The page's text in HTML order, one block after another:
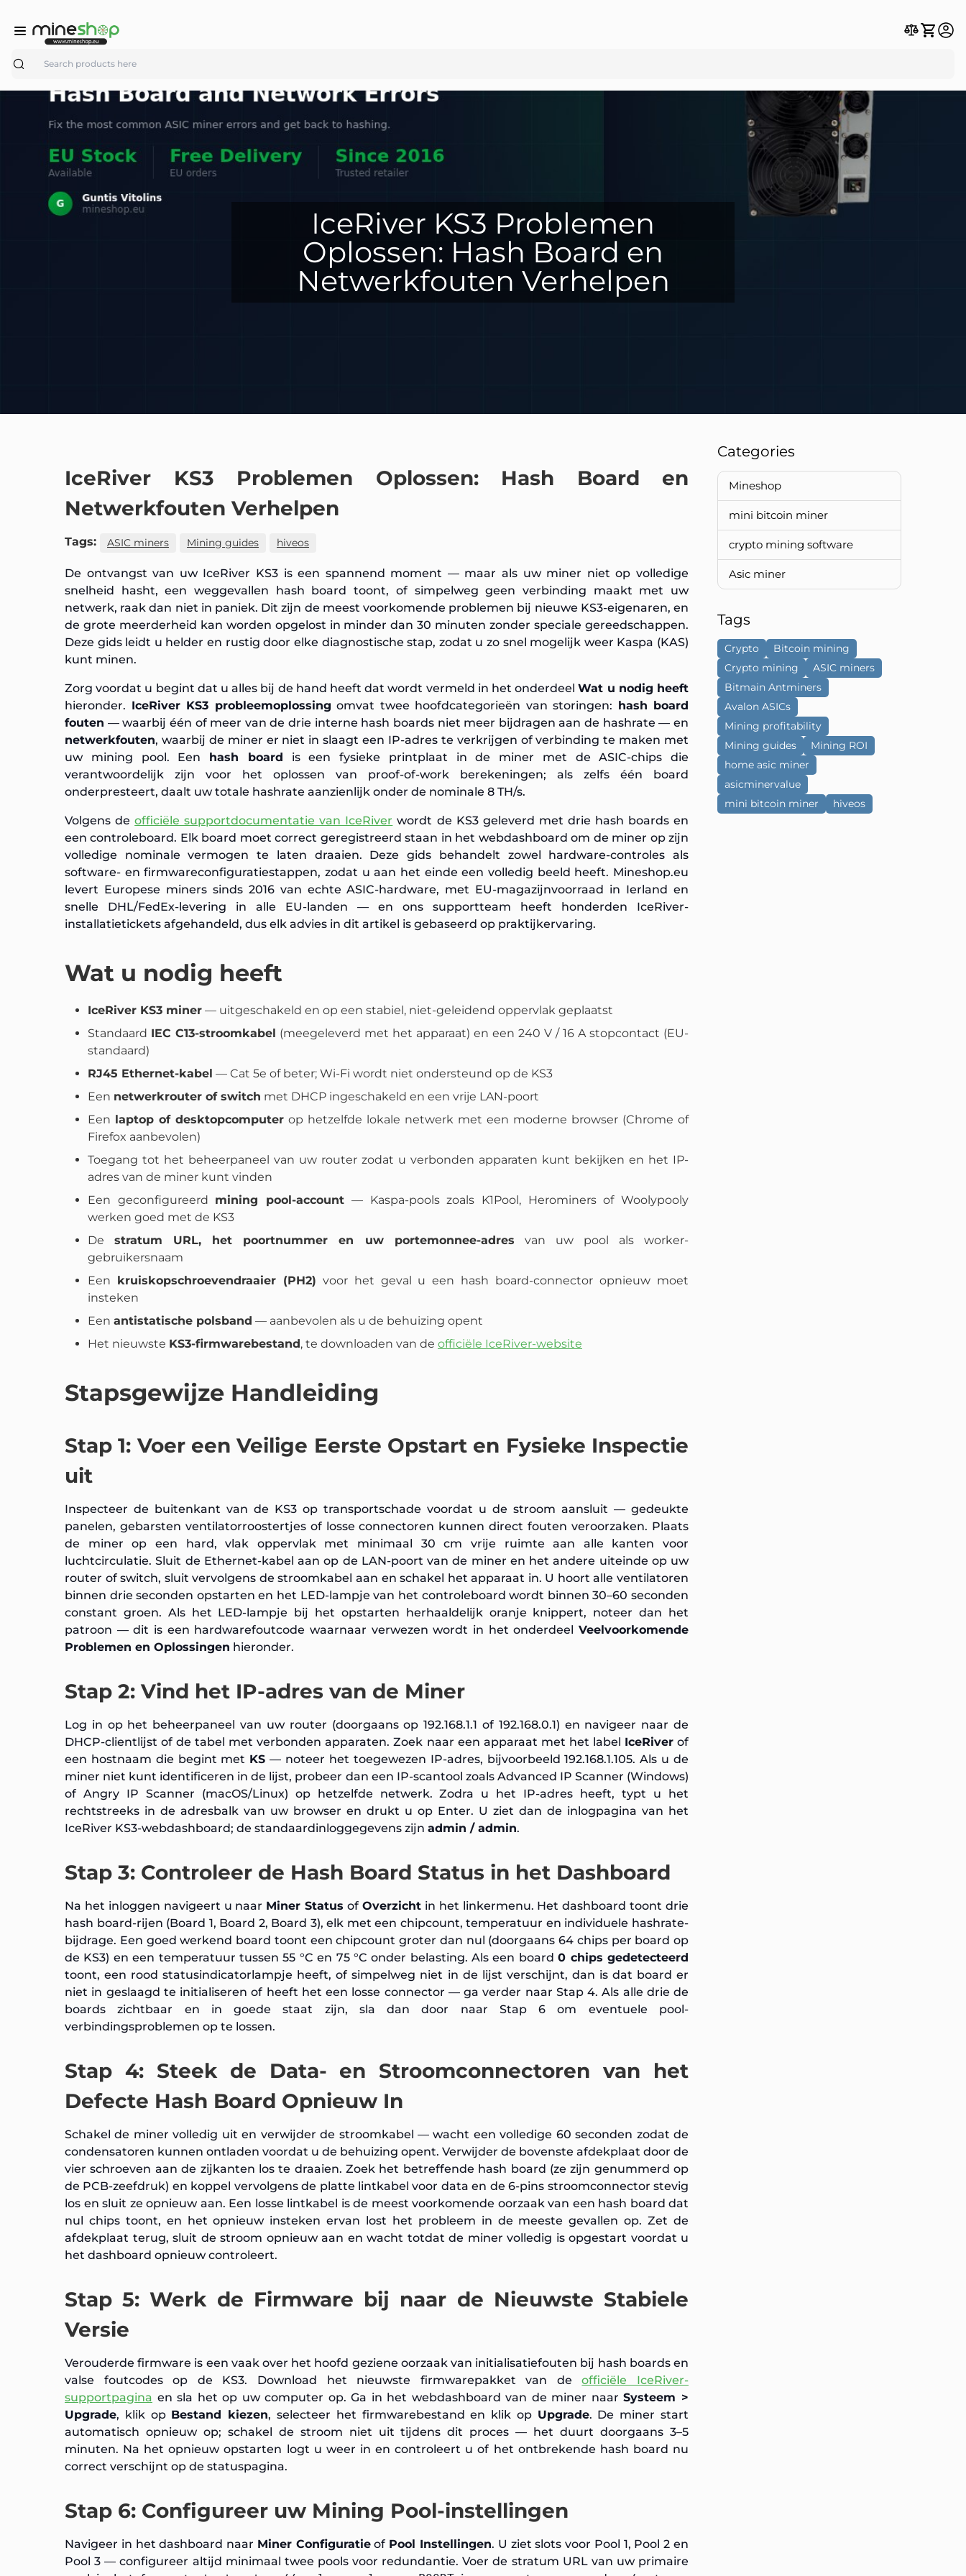
Search
IceRiver KS3 Problemen
Oplossen: Hash Board en
Netwerkfouten Verhelpen
IceRiver KS3 Problemen Oplossen: Hash Board en
Netwerkfouten Verhelpen
Tags: ASIC miners Mining guides hiveos
De ontvangst van uw IceRiver KS3 is een spannend moment — maar als uw miner niet op volledige
snelheid hasht, een weggevallen hash board toont, of simpelweg geen verbinding maakt met uw
netwerk, raak dan niet in paniek. Dit zijn de meest voorkomende problemen bij nieuwe KS3-eigenaren, en
de grote meerderheid kan worden opgelost in minder dan 30 minuten zonder speciale gereedschappen.
Deze gids leidt u helder en rustig door elke diagnostische stap, zodat u zo snel mogelijk weer Kaspa (KAS)
kunt minen.
Zorg voordat u begint dat u alles bij de hand heeft dat wordt vermeld in het onderdeelWat u nodig heeft
hieronder. IceRiver KS3 probleemoplossing omvat twee hoofdcategorieën van storingen: hash board
fouten — waarbij één of meer van de drie interne hash boards niet meer bijdragen aan de hashrate — en
netwerkfouten, waarbij de miner er niet in slaagt een IP-adres te verkrijgen of verbinding te maken met
uw mining pool. Een hash board is een fysieke printplaat in de miner met de ASIC-chips die
verantwoordelijk zijn voor het oplossen van proof-of-work berekeningen; als zelfs één board
onderpresteert, daalt uw totale hashrate aanzienlijk onder de nominale 8 TH/s.
Volgens deofficiële supportdocumentatie van IceRiver wordt de KS3 geleverd met drie hash boards en
een controleboard. Elk board moet correct geregistreerd staan in het webdashboard om de miner op zijn
volledige nominale vermogen te laten draaien. Deze gids behandelt zowel hardware-controles als
software- en firmwareconfiguratiestappen, zodat u aan het einde een volledig beeld heeft. Mineshop.eu
levert Europese miners sinds 2016 van echte ASIC-hardware, met EU-magazijnvoorraad in Ierland en
snelle DHL/FedEx-levering in alle EU-landen — en ons supportteam heeft honderden IceRiver-
installatietickets afgehandeld, dus elk advies in dit artikel is gebaseerd op praktijkervaring.
Wat u nodig heeft
IceRiver KS3 miner — uitgeschakeld en op een stabiel, niet-geleidend oppervlak geplaatst
Standaard IEC C13-stroomkabel (meegeleverd met het apparaat) en een 240 V / 16 A stopcontact (EU-
standaard)
RJ45 Ethernet-kabel — Cat 5e of beter; Wi-Fi wordt niet ondersteund op de KS3
Een netwerkrouter of switch met DHCP ingeschakeld en een vrije LAN-poort
Een laptop of desktopcomputer op hetzelfde lokale netwerk met een moderne browser (Chrome of
Firefox aanbevolen)
Toegang tot het beheerpaneel van uw router zodat u verbonden apparaten kunt bekijken en het IP-
adres van de miner kunt vinden
Een geconfigureerd mining pool-account — Kaspa-pools zoals K1Pool, Herominers of Woolypooly
werken goed met de KS3
Destratum URL, het poortnummer en uw portemonnee-adres van uw pool als worker-
gebruikersnaam
Een kruiskopschroevendraaier (PH2) voor het geval u een hash board-connector opnieuw moet
insteken
Een antistatische polsband — aanbevolen als u de behuizing opent
Het nieuwste KS3-firmwarebestand, te downloaden van de officiële IceRiver-website
Stapsgewijze Handleiding
Stap 1: Voer een Veilige Eerste Opstart en Fysieke Inspectie
uit
Inspecteer de buitenkant van de KS3 op transportschade voordat u de stroom aansluit — gedeukte
panelen, gebarsten ventilatorroostertjes of losse connectoren kunnen direct fouten veroorzaken. Plaats
de miner op een hard, vlak oppervlak met minimaal 30 cm vrije ruimte aan alle kanten voor
luchtcirculatie. Sluit de Ethernet-kabel aan op de LAN-poort van de miner en het andere uiteinde op uw
router of switch, sluit vervolgens de stroomkabel aan en schakel het apparaat in. U hoort alle ventilatoren
binnen drie seconden opstarten en het LED-lampje van het controleboard wordt binnen 30–60 seconden
constant groen. Als het LED-lampje bij het opstarten herhaaldelijk oranje knippert, noteer dan het
patroon — dit is een hardwarefoutcode waarnaar verwezen wordt in het onderdeel Veelvoorkomende
Problemen en Oplossingen hieronder.
Stap 2: Vind het IP-adres van de Miner
Log in op het beheerpaneel van uw router (doorgaans op 192.168.1.1 of 192.168.0.1) en navigeer naar de
DHCP-clientlijst of de tabel met verbonden apparaten. Zoek naar een apparaat met het label IceRiverof
een hostnaam die begint met KS — noteer het toegewezen IP-adres, bijvoorbeeld 192.168.1.105. Als u de
miner niet kunt identificeren in de lijst, probeer dan een IP-scantool zoals Advanced IP Scanner (Windows)
of Angry IP Scanner (macOS/Linux) op hetzelfde netwerk. Zodra u het IP-adres heeft, typt u het
rechtstreeks in de adresbalk van uw browser en drukt u op Enter. U ziet dan de inlogpagina van het
IceRiver KS3-webdashboard; de standaardinloggegevens zijn admin / admin.
Stap 3: Controleer de Hash Board Status in het Dashboard
Na het inloggen navigeert u naar Miner Status of Overzichtin het linkermenu. Het dashboard toont drie
hash board-rijen (Board 1, Board 2, Board 3), elk met een chipcount, temperatuur en individuele hashrate-
bijdrage. Een goed werkend board toont een chipcount groter dan nul (doorgaans 64 chips per board op
de KS3) en een temperatuur tussen 55 °C en 75 °C onder belasting. Als een board0 chips gedetecteerd
toont, een rood statusindicatorlampje heeft, of simpelweg niet in de lijst verschijnt, dan is dat board er
niet in geslaagd te initialiseren of heeft het een losse connector — ga verder naar Stap 4. Als alle drie de
boards zichtbaar en in goede staat zijn, sla dan door naar Stap 6 om eventuele pool-
verbindingsproblemen op te lossen.
Stap 4: Steek de Data- en Stroomconnectoren van het
Defecte Hash Board Opnieuw In
Schakel de miner volledig uit en verwijder de stroomkabel — wacht een volledige 60 seconden zodat de
condensatoren kunnen ontladen voordat u de behuizing opent. Verwijder de bovenste afdekplaat door de
vier schroeven aan de zijkanten los te draaien. Zoek het betreffende hash board (ze zijn genummerd op
de PCB-zeefdruk) en koppel vervolgens de platte lintkabel voor data en de 6-pins stroomconnector stevig
los en sluit ze opnieuw aan. Een losse lintkabel is de meest voorkomende oorzaak van een hash board dat
nul chips toont, en het opnieuw insteken ervan lost het probleem in de meeste gevallen op. Zet de
afdekplaat terug, sluit de stroom opnieuw aan en wacht totdat de miner volledig is opgestart voordat u
het dashboard opnieuw controleert.
Stap 5: Werk de Firmware bij naar de Nieuwste Stabiele
Versie
Verouderde firmware is een vaak over het hoofd geziene oorzaak van initialisatiefouten bij hash boards en
valse foutcodes op de KS3. Download het nieuwste firmwarepakket van deofficiële IceRiver-
supportpagina en sla het op uw computer op. Ga in het webdashboard van de miner naarSysteem >
Upgrade, klik op Bestand kiezen, selecteer het firmwarebestand en klik op Upgrade. De miner start
automatisch opnieuw op; schakel de stroom niet uit tijdens dit proces — het duurt doorgaans 3–5
minuten. Na het opnieuw opstarten logt u weer in en controleert u of het ontbrekende hash board nu
correct verschijnt op de statuspagina.
Stap 6: Configureer uw Mining Pool-instellingen
Navigeer in het dashboard naar Miner Configuratieof Pool Instellingen. U ziet slots voor Pool 1, Pool 2 en
Pool 3 — configureer altijd minimaal twee pools voor redundantie. Voer de stratum URL van uw primaire
Categories
Mineshop
mini bitcoin miner
crypto mining software
Asic miner
Tags
Crypto
Bitcoin mining
Crypto mining
ASIC miners
Bitmain Antminers
Avalon ASICs
Mining profitability
Mining guides
Mining ROI
home asic miner
asicminervalue
mini bitcoin miner
hiveos